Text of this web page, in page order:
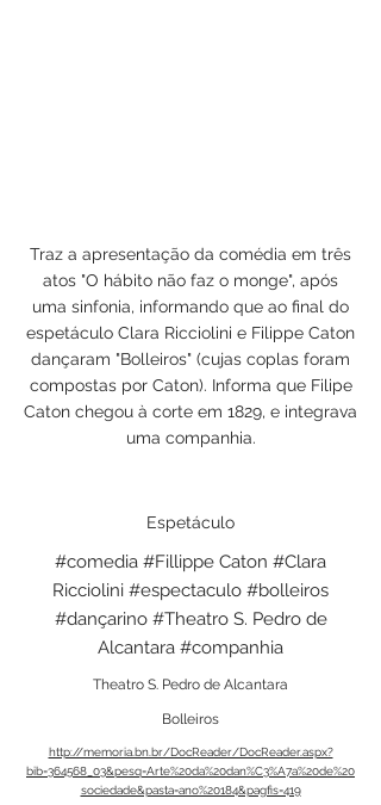
Traz a apresentação da comédia em três
atos "O hábito não faz o monge", após
uma sinfonia, informando que ao final do
espetáculo Clara Ricciolini e Filippe Caton
dançaram "Bolleiros" (cujas coplas foram
compostas por Caton). Informa que Filipe
Caton chegou à corte em 1829, e integrava
uma companhia.
Espetáculo
#comedia #Fillippe Caton #Clara
Ricciolini #espectaculo #bolleiros
#dançarino #Theatro S. Pedro de
Alcantara #companhia
Theatro S. Pedro de Alcantara
Bolleiros
http://memoria.bn.br/DocReader/DocReader.aspx?
bib=364568_03&pesq=Arte%20da%20dan%C3%A7a%20de%20
sociedade&pasta=ano%20184&pagfis=419